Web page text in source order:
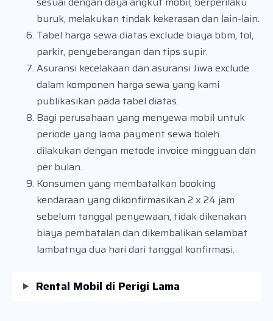
buruk, melakukan tindak kekerasan dan lain-lain.
Tabel harga sewa diatas exclude biaya bbm, tol,
parkir, penyeberangan dan tips supir.
Asuransi kecelakaan dan asuransi Jiwa exclude
dalam komponen harga sewa yang kami
publikasikan pada tabel diatas.
Bagi perusahaan yang menyewa mobil untuk
periode yang lama payment sewa boleh
dilakukan dengan metode invoice mingguan dan
per bulan.
Konsumen yang membatalkan booking
kendaraan yang dikonfirmasikan 2 x 24 jam
sebelum tanggal penyewaan, tidak dikenakan
biaya pembatalan dan dikembalikan selambat
lambatnya dua hari dari tanggal konfirmasi.
Rental Mobil di Perigi Lama